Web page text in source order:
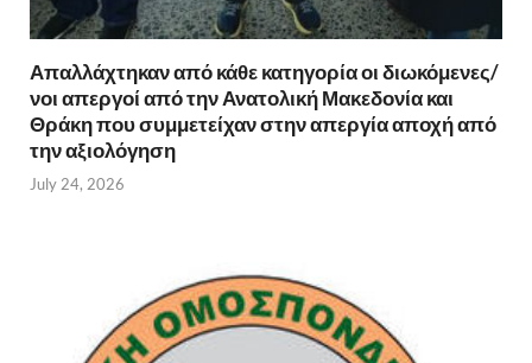
Απαλλάχτηκαν από κάθε κατηγορία οι διωκόμενες/
νοι απεργοί από την Ανατολική Μακεδονία και
Θράκη που συμμετείχαν στην απεργία αποχή από
την αξιολόγηση
July 24, 2026